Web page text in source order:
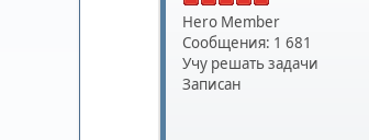
Hero Member
Сообщения: 1 681
Учу решать задачи
Записан